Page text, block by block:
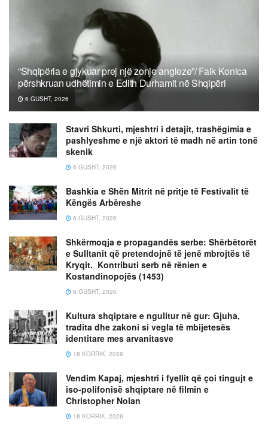
“Shqipëria e gjykuar prej një zonje angleze”/ Faik Konica
përshkruan udhëtimin e Edith Durhamit në Shqipëri
6 GUSHT, 2026
Stavri Shkurti, mjeshtri i detajit, trashëgimia e
pashlyeshme e një aktori të madh në artin tonë
skenik
6 GUSHT, 2026
Bashkia e Shën Mitrit në pritje të Festivalit të
Këngës Arbëreshe
6 GUSHT, 2026
Shkërmoqja e propagandës serbe: Shërbëtorët
e Sulltanit që pretendojnë të jenë mbrojtës të
Kryqit. Kontributi serb në rënien e
Kostandinopojës (1453)
6 GUSHT, 2026
Kultura shqiptare e ngulitur në gur: Gjuha,
tradita dhe zakoni si vegla të mbijetesës
identitare mes arvanitasve
18 KORRIK, 2026
Vendim Kapaj, mjeshtri i fyellit që çoi tingujt e
iso-polifonisë shqiptare në filmin e
Christopher Nolan
18 KORRIK, 2026